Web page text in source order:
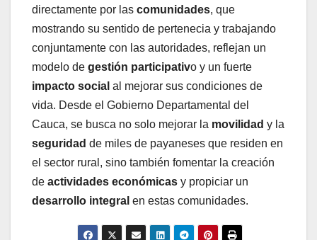
directamente por las comunidades, que
mostrando su sentido de pertenecia y trabajando
conjuntamente con las autoridades, reflejan un
modelo de gestión participativo y un fuerte
impacto social al mejorar sus condiciones de
vida. Desde el Gobierno Departamental del
Cauca, se busca no solo mejorar la movilidad y la
seguridad de miles de payaneses que residen en
el sector rural, sino también fomentar la creación
de actividades económicas y propiciar un
desarrollo integral en estas comunidades.